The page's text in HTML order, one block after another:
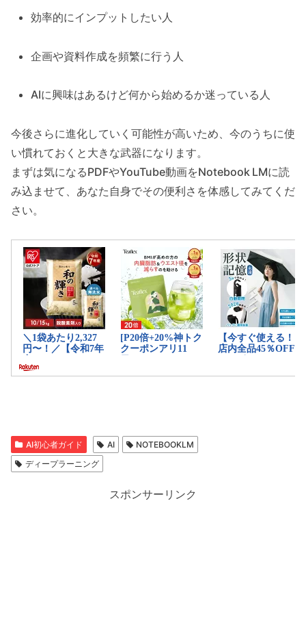
効率的にインプットしたい人
企画や資料作成を頻繁に行う人
AIに興味はあるけど何から始めるか迷っている人
今後さらに進化していく可能性が高いため、今のうちに使
い慣れておくと大きな武器になります。
まずは気になるPDFやYouTube動画をNotebook LMに読
み込ませて、あなた自身でその便利さを体感してみてくだ
さい。
AI初心者ガイド AI
NOTEBOOKLM
ディープラーニング
スポンサーリンク